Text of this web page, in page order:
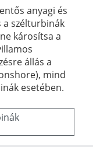
anyagi és
a szélturbinák
károsítsa a
állás a
mind
esetében.